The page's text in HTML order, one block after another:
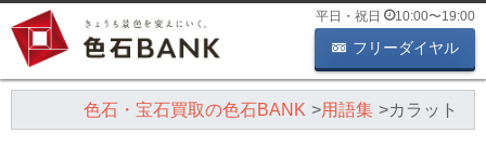
平日・祝日 10:00〜19:00
フリーダイヤル
色石・宝石買取の色石BANK 用語集 カラット